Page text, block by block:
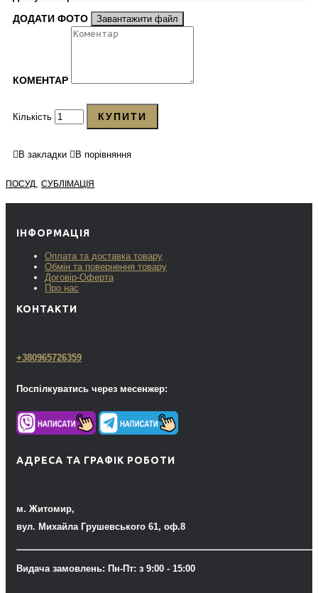
ДОДАТИ ФОТО Завантажити файл
КОМЕНТАР
Кількість КУПИТИ
В закладки В порівняння
ПОСУД СУБЛІМАЦІЯ
ІНФОРМАЦІЯ
Оплата та доставка товару
Обмін та повернення товару
Договір-Оферта
Про нас
КОНТАКТИ
+380965726359
Поспілкуватись через месенжер:
АДРЕСА ТА ГРАФІК РОБОТИ
м. Житомир,
вул. Михайла Грушевського 61, оф.8
Видача замовлень: Пн-Пт: з 9:00 - 15:00